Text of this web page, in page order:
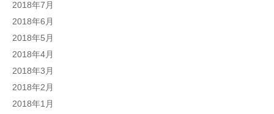
2018年7月
2018年6月
2018年5月
2018年4月
2018年3月
2018年2月
2018年1月